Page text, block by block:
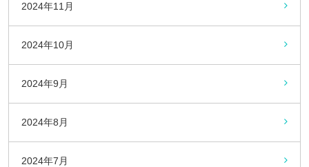
2024年11月
2024年10月
2024年9月
2024年8月
2024年7月